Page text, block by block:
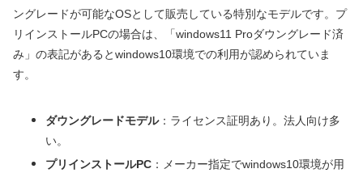
ングレードが可能なOSとして販売している特別なモデルです。プ
リインストールPCの場合は、「windows11 Proダウングレード済
み」の表記があるとwindows10環境での利用が認められていま
す。
ダウングレードモデル：ライセンス証明あり。法人向け多
い。
プリインストールPC ：メーカー指定でwindows10環境が用